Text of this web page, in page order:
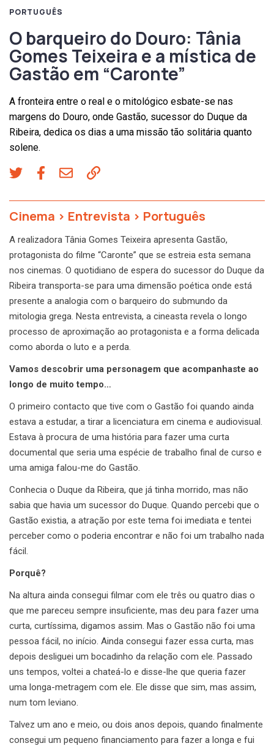
PORTUGUÊS
O barqueiro do Douro: Tânia
Gomes Teixeira e a mística de
Gastão em “Caronte”
A fronteira entre o real e o mitológico esbate-se nas
margens do Douro, onde Gastão, sucessor do Duque da
Ribeira, dedica os dias a uma missão tão solitária quanto
solene.
Cinema > Entrevista > Português
A realizadora Tânia Gomes Teixeira apresenta Gastão,
protagonista do filme “Caronte” que se estreia esta semana
nos cinemas. O quotidiano de espera do sucessor do Duque da
Ribeira transporta-se para uma dimensão poética onde está
presente a analogia com o barqueiro do submundo da
mitologia grega. Nesta entrevista, a cineasta revela o longo
processo de aproximação ao protagonista e a forma delicada
como aborda o luto e a perda.
Vamos descobrir uma personagem que acompanhaste ao
longo de muito tempo…
O primeiro contacto que tive com o Gastão foi quando ainda
estava a estudar, a tirar a licenciatura em cinema e audiovisual.
Estava à procura de uma história para fazer uma curta
documental que seria uma espécie de trabalho final de curso e
uma amiga falou-me do Gastão.
Conhecia o Duque da Ribeira, que já tinha morrido, mas não
sabia que havia um sucessor do Duque. Quando percebi que o
Gastão existia, a atração por este tema foi imediata e tentei
perceber como o poderia encontrar e não foi um trabalho nada
fácil.
Porquê?
Na altura ainda consegui filmar com ele três ou quatro dias o
que me pareceu sempre insuficiente, mas deu para fazer uma
curta, curtíssima, digamos assim. Mas o Gastão não foi uma
pessoa fácil, no início. Ainda consegui fazer essa curta, mas
depois desliguei um bocadinho da relação com ele. Passado
uns tempos, voltei a chateá-lo e disse-lhe que queria fazer
uma longa-metragem com ele. Ele disse que sim, mas assim,
num tom leviano.
Talvez um ano e meio, ou dois anos depois, quando finalmente
consegui um pequeno financiamento para fazer a longa e fui